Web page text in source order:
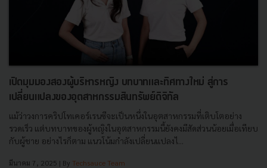
เปิดมุมมองสองผู้บริหารหญิง บทบาทและทิศทางใหม่ สู่การ
เปลี่ยนแปลงของอุตสาหกรรมสินทรัพย์ดิจิทัล
แม้ว่าวงการคริปโทเคอร์เรนซีจะเป็นหนึ่งในอุตสาหกรรมที่เติบโตอย่าง
รวดเร็ว แต่บทบาทของผู้หญิงในอุตสาหกรรมนี้ยังคงมีสัดส่วนน้อยเมื่อเทียบ
กับผู้ชาย อย่างไรก็ตาม แนวโน้มกำลังเปลี่ยนแปลงไ...
มีนาคม 7, 2025 | By Techsauce Team